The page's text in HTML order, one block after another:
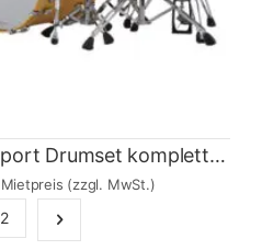
Pearl Export Drumset komplett Gold
Mietpreis (zzgl. MwSt.)
2